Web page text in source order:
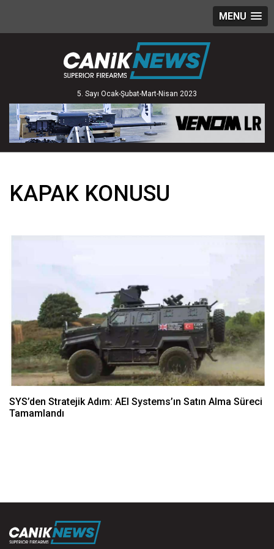
MENU
5. Sayı Ocak-Şubat-Mart-Nisan 2023
KAPAK KONUSU
SYS’den Stratejik Adım: AEI Systems’ın Satın Alma Süreci
Tamamlandı